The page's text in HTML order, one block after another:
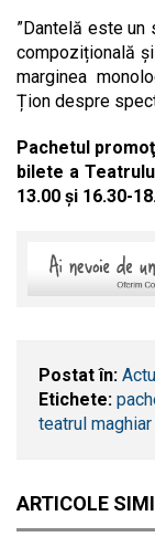
”Dantelă este
compozițională
marginea
Țion despre
Pachetul
bilete a
13.00 şi 16.30-
Postat în:
Etichete:
teatrul maghiar
ARTICOLE